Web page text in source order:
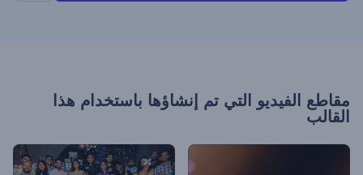
مقاطع الفيديو التي تم إنشاؤها باستخدام هذا
القالب